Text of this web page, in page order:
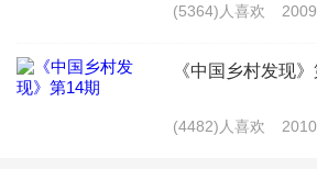
（保存图片到相册，
(5364)人喜欢
《中国乡村发现
(4482)人喜欢